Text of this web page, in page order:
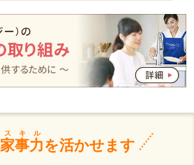
家事力
スキル
を活かせます